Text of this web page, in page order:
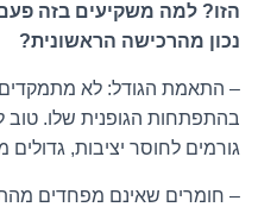
הזו? למה משקיעים בזה
נכון מהרכישה הראשונית?
– התאמת הגודל: לא
בהתפתחות הגופנית שלו. טוב
גורמים לחוסר יציבות,
– חומרים שאינם מפחדים